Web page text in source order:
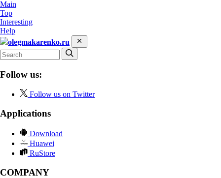
Main
Top
Interesting
Help
olegmakarenko.ru
Follow us:
Follow us on Twitter
Applications
Download
Huawei
RuStore
COMPANY